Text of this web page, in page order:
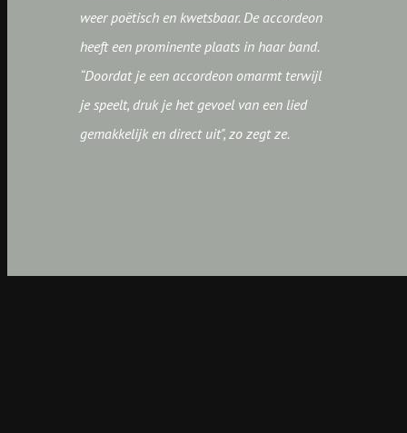
weer poëtisch en kwetsbaar. De accordeon
heeft een prominente plaats in haar band.
“Doordat je een accordeon omarmt terwijl
je speelt, druk je het gevoel van een lied
gemakkelijk en direct uit", zo zegt ze.